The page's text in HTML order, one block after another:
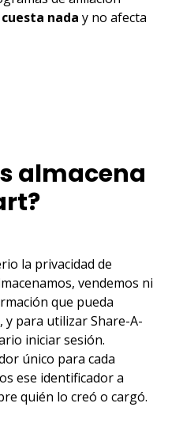
nada y no afecta
almacena
la privacidad de
vendemos ni
que pueda
para utilizar Share-A-
iniciar sesión.
único para cada
ese identificador a
quién lo creó o cargó.